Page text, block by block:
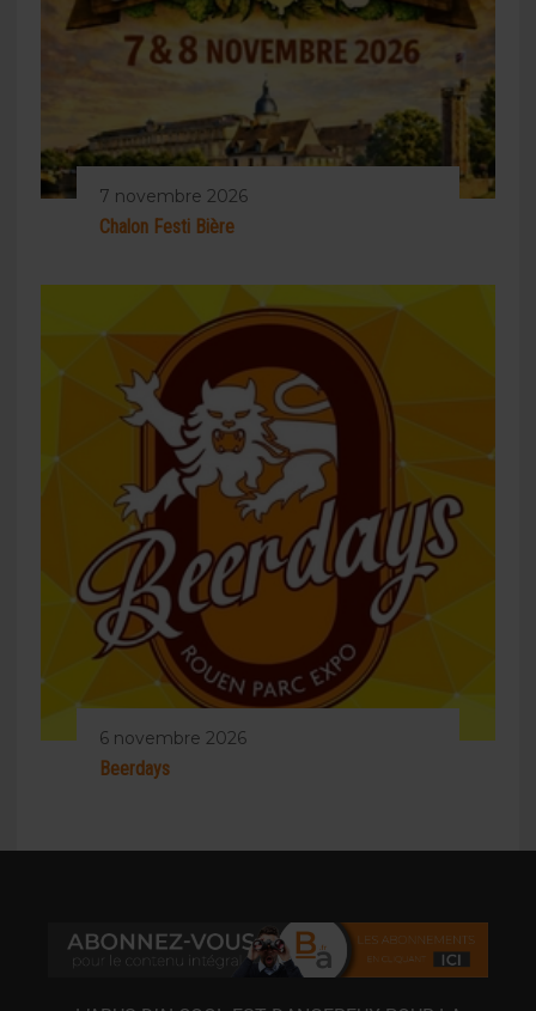
7 novembre 2026
Chalon Festi Bière
6 novembre 2026
Beerdays